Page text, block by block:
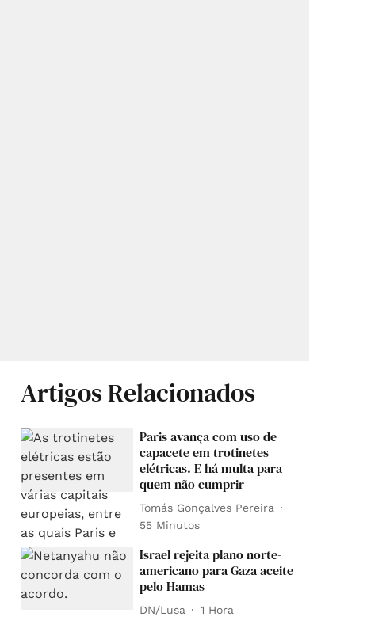
Artigos Relacionados
Paris avança com uso de
capacete em trotinetes
elétricas. E há multa para
quem não cumprir
Tomás Gonçalves Pereira
55 Minutos
Israel rejeita plano norte-
americano para Gaza aceite
pelo Hamas
DN/Lusa 1 Hora